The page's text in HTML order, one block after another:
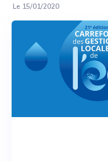
Le 15/01/2020